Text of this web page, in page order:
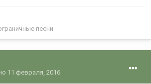
песни
11 февраля, 2016